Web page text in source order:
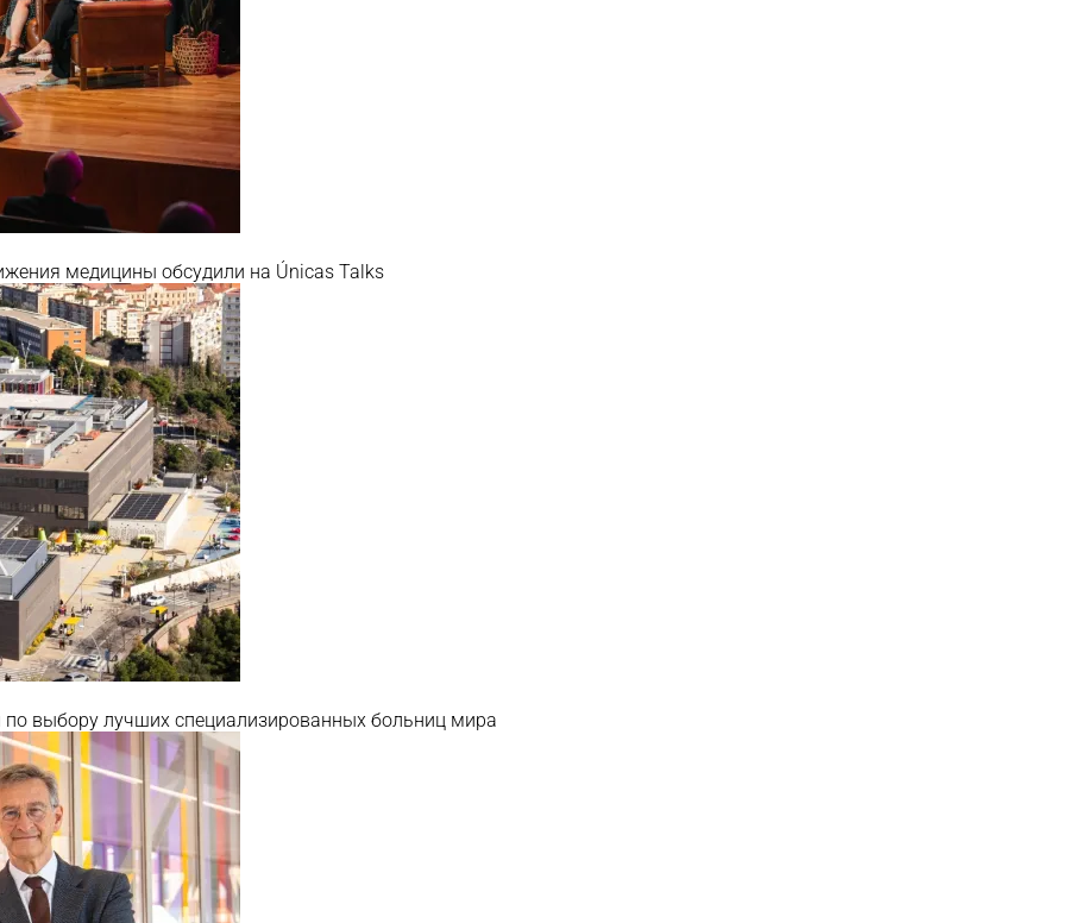
медицины обсудили на Únicas Talks
по выбору лучших специализированных больниц мира